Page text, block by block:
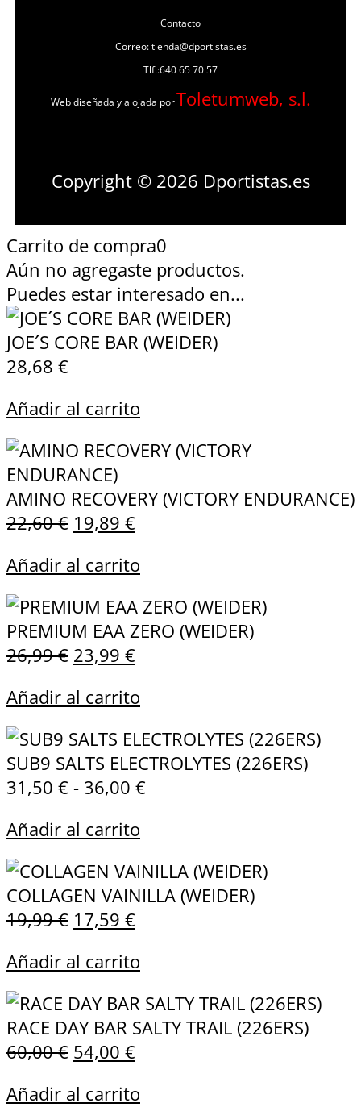
Contacto
Correo: tienda@dportistas.es
Tlf.:640 65 70 57
Web diseñada y alojada porToletumweb, s.l.
Copyright © 2026 Dportistas.es
Carrito de compra0
Aún no agregaste productos.
Puedes estar interesado en...
JOE´S CORE BAR (WEIDER)
28,68 €
Añadir al carrito
AMINO RECOVERY (VICTORY ENDURANCE)
22,60€ 19,89 €
Añadir al carrito
PREMIUM EAA ZERO (WEIDER)
26,99€ 23,99 €
Añadir al carrito
SUB9 SALTS ELECTROLYTES (226ERS)
31,50 € - 36,00 €
Añadir al carrito
COLLAGEN VAINILLA (WEIDER)
19,99€ 17,59 €
Añadir al carrito
RACE DAY BAR SALTY TRAIL (226ERS)
60,00€ 54,00 €
Añadir al carrito